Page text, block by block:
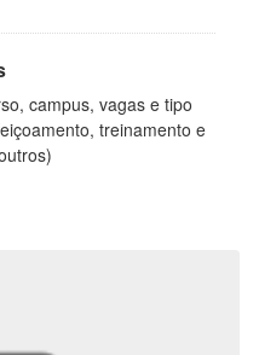
campus, vagas e tipo
treinamento e